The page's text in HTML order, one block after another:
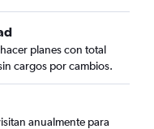
planes con total
cargos por cambios.
anualmente para